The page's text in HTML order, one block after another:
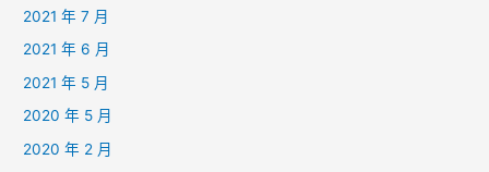
2021 年 7 月
2021 年 6 月
2021 年 5 月
2020 年 5 月
2020 年 2 月